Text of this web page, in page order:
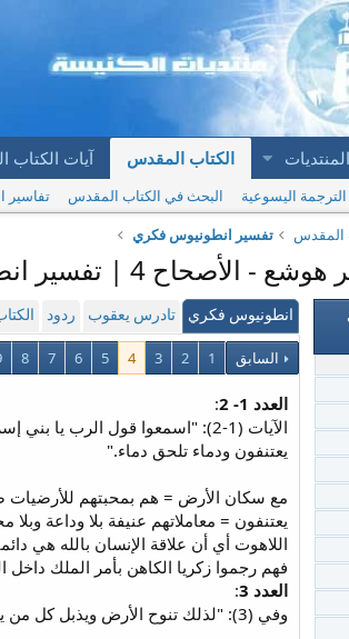
المنتديات الكتاب المقدس آيات الكتاب
الترجمة اليسوعية البحث في الكتاب المقدس تفاسير
المقدس تفسير انطونيوس فكري
4 | تفسير انطونيوس فكري
انطونيوس فكري تادرس يعقوب ردود
السابق 1
2
3
4
5
6
7
8
العدد 1- 2
:
الآيات (1-2): "اسمعوا قول الرب
يعتنفون ودماء تلحق دماء."
مع سكان الأرض = هم بمحبتهم للأرضيات
يعتنفون = معاملاتهم عنيفة بلا وداعة
اللاهوت أي أن علاقة الإنسان بالله هي
فهم رجموا زكريا الكاهن بأمر الملك داخل الهيكل
العدد 3
:
وفي (3): "لذلك تنوح الأرض ويذبل كل من يسكن فيها مع حيوان البرية وطيور السماء واسماك البحر أيضا تنتزع"